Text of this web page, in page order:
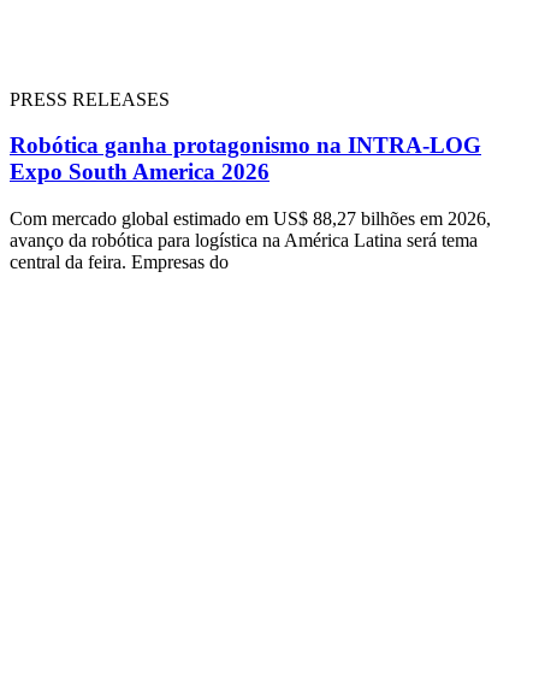
PRESS RELEASES
Robótica ganha protagonismo na INTRA-LOG
Expo South America 2026
Com mercado global estimado em US$ 88,27 bilhões em 2026,
avanço da robótica para logística na América Latina será tema
central da feira. Empresas do